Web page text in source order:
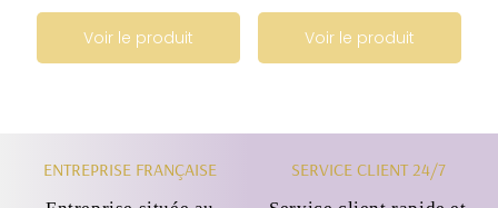
Voir le produit Voir le produit
ENTREPRISE FRANÇAISE SERVICE CLIENT 24/7